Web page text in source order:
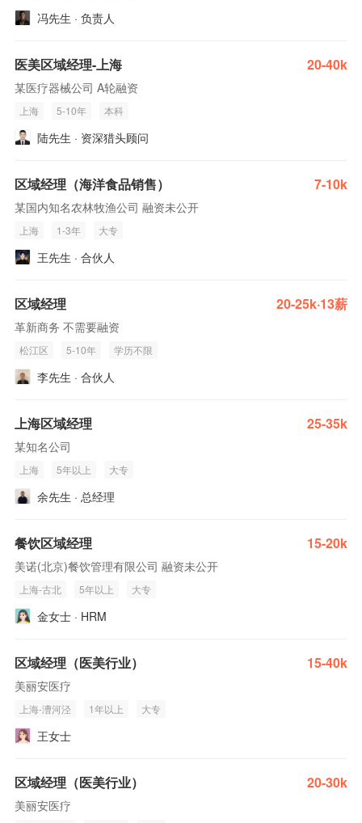
冯先生 · 负责人
医美区域经理-上海 20-40k
某医疗器械公司 A轮融资
上海 5-10年 本科
陆先生 · 资深猎头顾问
区域经理（海洋食品销售） 7-10k
某国内知名农林牧渔公司 融资未公开
上海 1-3年 大专
王先生 · 合伙人
区域经理 20-25k·13薪
革新商务 不需要融资
松江区 5-10年 学历不限
李先生 · 合伙人
上海区域经理 25-35k
某知名公司
上海 5年以上 大专
余先生 · 总经理
餐饮区域经理 15-20k
美诺(北京)餐饮管理有限公司 融资未公开
上海-古北 5年以上 大专
金女士 · HRM
区域经理（医美行业） 15-40k
美丽安医疗
上海-漕河泾 1年以上 大专
王女士
区域经理（医美行业） 20-30k
美丽安医疗